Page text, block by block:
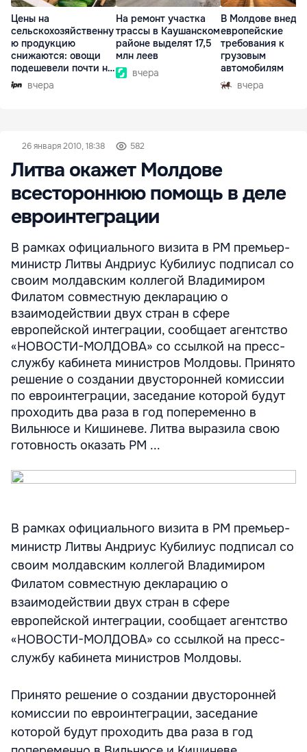
Цены на
сельскохозяйственну
ю продукцию
снижаются: овощи
подешевели почти на
30%вчера
На ремонт участка
трассы в Каушанском
районе выделят 17,5
млн леев
вчера
В Молдове
европейские
требования к
грузовым
автомобилям
вчера
26 января 2010, 18:38 582
Литва окажет Молдове
всестороннюю помощь в деле
евроинтеграции
В рамках официального визита в РМ премьер-
министр Литвы Андриус Кубилиус подписал со
своим молдавским коллегой Владимиром
Филатом совместную декларацию о
взаимодействии двух стран в сфере
европейской интеграции, сообщает агентство
«НОВОСТИ-МОЛДОВА» со ссылкой на пресс-
службу кабинета министров Молдовы. Принято
решение о создании двусторонней комиссии
по евроинтеграции, заседание которой будут
проходить два раза в год попеременно в
Вильнюсе и Кишиневе. Литва выразила свою
готовность оказать РМ ...
В рамках официального визита в РМ премьер-
министр Литвы Андриус Кубилиус подписал со
своим молдавским коллегой Владимиром
Филатом совместную декларацию о
взаимодействии двух стран в сфере
европейской интеграции, сообщает агентство
«НОВОСТИ-МОЛДОВА» со ссылкой на пресс-
службу кабинета министров Молдовы.
Принято решение о создании двусторонней
комиссии по евроинтеграции, заседание
которой будут проходить два раза в год